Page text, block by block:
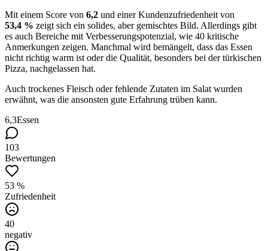
Mit einem Score von 6,2 und einer Kundenzufriedenheit von
53,4 % zeigt sich ein solides, aber gemischtes Bild. Allerdings gibt
es auch Bereiche mit Verbesserungspotenzial, wie 40 kritische
Anmerkungen zeigen. Manchmal wird bemängelt, dass das Essen
nicht richtig warm ist oder die Qualität, besonders bei der türkischen
Pizza, nachgelassen hat.
Auch trockenes Fleisch oder fehlende Zutaten im Salat wurden
erwähnt, was die ansonsten gute Erfahrung trüben kann.
6,3Essen
103
Bewertungen
53 %
Zufriedenheit
40
negativ